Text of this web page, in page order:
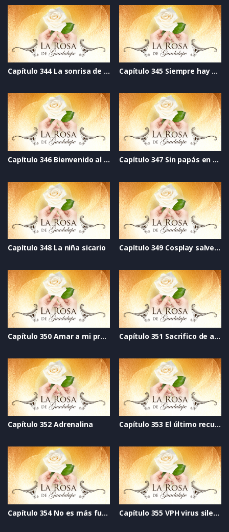
Capítulo 344 La sonrisa de un ángel Capítulo 345 Siempre hay una puerta abierta
Capítulo 346 Bienvenido al SIDA Capítulo 347 Sin papás en casa
Capítulo 348 La niña sicario Capítulo 349 Cosplay salvemos al mundo
Capítulo 350 Amar a mi propia hermana Capítulo 351 Sacrifico de amor
Capítulo 352 Adrenalina Capítulo 353 El último recuerdo
Capítulo 354 No es más fuerte que el amor Capítulo 355 VPH virus silencioso